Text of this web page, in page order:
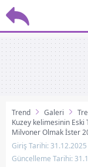
Trend Galeri
Kuzey kelimesinin
Milyoner Olmak İster
Giriş Tarihi: 31.12.2025
Güncelleme Tarihi: